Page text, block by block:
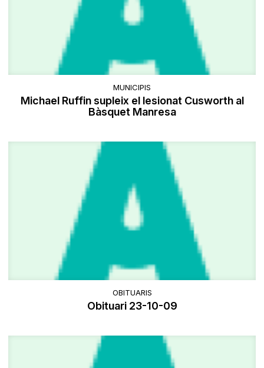
MUNICIPIS
Michael Ruffin supleix el lesionat Cusworth al
Bàsquet Manresa
OBITUARIS
Obituari 23-10-09